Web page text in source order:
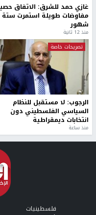
غازي حمد للشرق: الاتفاق
مفاوضات طويلة استمرت ستة
شهور
منذ 12 ثانية
تصريحات خاصة
الرجوب: لا مستقبل للنظام
السياسي الفلسطيني دون
انتخابات ديمقراطية
منذ ساعة
فلسطينيات